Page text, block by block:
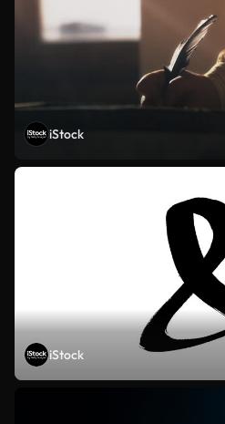
iStock
iStock